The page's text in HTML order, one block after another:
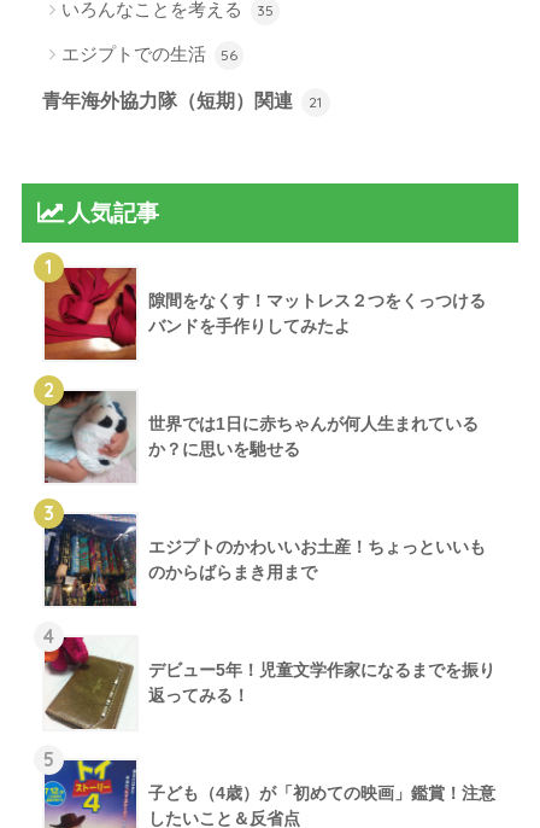
いろんなことを考える 35
エジプトでの生活 56
青年海外協力隊（短期）関連 21
人気記事
1
隙間をなくす！マットレス２つをくっつける
バンドを手作りしてみたよ
2
世界では1日に赤ちゃんが何人生まれている
か？に思いを馳せる
3
エジプトのかわいいお土産！ちょっといいも
のからばらまき用まで
4
デビュー5年！児童文学作家になるまでを振り
返ってみる！
5
子ども（4歳）が「初めての映画」鑑賞！注意
したいこと＆反省点